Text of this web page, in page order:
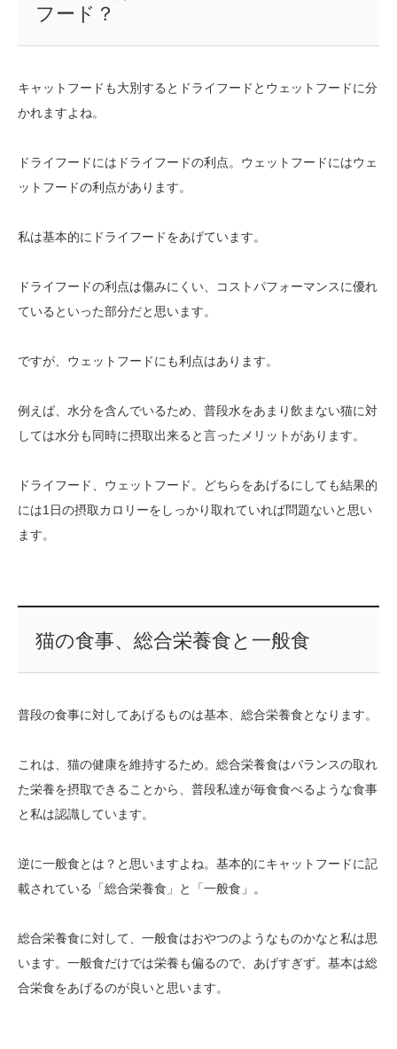
フード？
キャットフードも大別するとドライフードとウェットフードに分
かれますよね。
ドライフードにはドライフードの利点。ウェットフードにはウェ
ットフードの利点があります。
私は基本的にドライフードをあげています。
ドライフードの利点は傷みにくい、コストパフォーマンスに優れ
ているといった部分だと思います。
ですが、ウェットフードにも利点はあります。
例えば、水分を含んでいるため、普段水をあまり飲まない猫に対
しては水分も同時に摂取出来ると言ったメリットがあります。
ドライフード、ウェットフード。どちらをあげるにしても結果的
には1日の摂取カロリーをしっかり取れていれば問題ないと思い
ます。
猫の食事、総合栄養食と一般食
普段の食事に対してあげるものは基本、総合栄養食となります。
これは、猫の健康を維持するため。総合栄養食はバランスの取れ
た栄養を摂取できることから、普段私達が毎食食べるような食事
と私は認識しています。
逆に一般食とは？と思いますよね。基本的にキャットフードに記
載されている「総合栄養食」と「一般食」。
総合栄養食に対して、一般食はおやつのようなものかなと私は思
います。一般食だけでは栄養も偏るので、あげすぎず。基本は総
合栄食をあげるのが良いと思います。